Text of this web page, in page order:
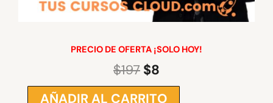
PRECIO DE OFERTA ¡SOLO HOY!
$197 El
precio
$8
precio
DominaAÑADIR AL CARRITO